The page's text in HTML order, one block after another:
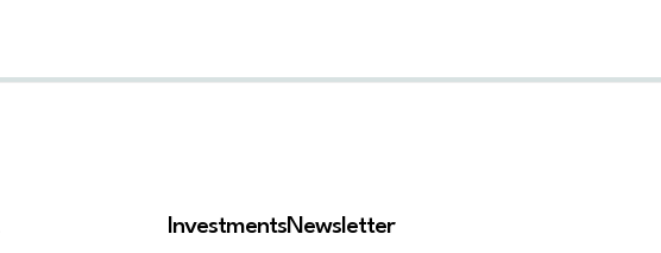
InvestmentsNewsletter